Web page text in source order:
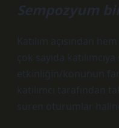
Sempozyum
Katılım açısından
çok sayıda
etkinliğin/konunun
katılımcı tarafından
süren oturumlar